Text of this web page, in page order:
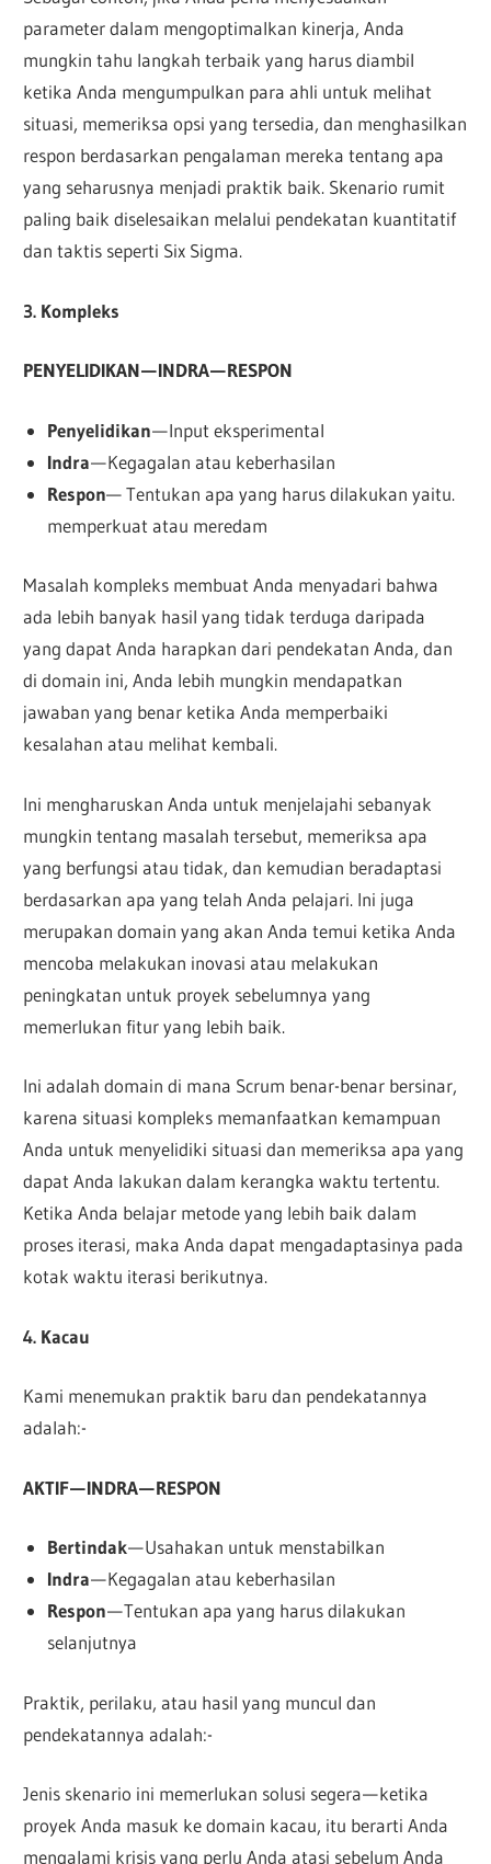
parameter dalam mengoptimalkan kinerja, Anda
mungkin tahu langkah terbaik yang harus diambil
ketika Anda mengumpulkan para ahli untuk melihat
situasi, memeriksa opsi yang tersedia, dan menghasilkan
respon berdasarkan pengalaman mereka tentang apa
yang seharusnya menjadi praktik baik. Skenario rumit
paling baik diselesaikan melalui pendekatan kuantitatif
dan taktis seperti Six Sigma.
3. Kompleks
PENYELIDIKAN — INDRA — RESPON
Penyelidikan— Input eksperimental
Indra— Kegagalan atau keberhasilan
Respon— Tentukan apa yang harus dilakukan yaitu.
memperkuat atau meredam
Masalah kompleks membuat Anda menyadari bahwa
ada lebih banyak hasil yang tidak terduga daripada
yang dapat Anda harapkan dari pendekatan Anda, dan
di domain ini, Anda lebih mungkin mendapatkan
jawaban yang benar ketika Anda memperbaiki
kesalahan atau melihat kembali.
Ini mengharuskan Anda untuk menjelajahi sebanyak
mungkin tentang masalah tersebut, memeriksa apa
yang berfungsi atau tidak, dan kemudian beradaptasi
berdasarkan apa yang telah Anda pelajari. Ini juga
merupakan domain yang akan Anda temui ketika Anda
mencoba melakukan inovasi atau melakukan
peningkatan untuk proyek sebelumnya yang
memerlukan fitur yang lebih baik.
Ini adalah domain di mana Scrum benar-benar bersinar,
karena situasi kompleks memanfaatkan kemampuan
Anda untuk menyelidiki situasi dan memeriksa apa yang
dapat Anda lakukan dalam kerangka waktu tertentu.
Ketika Anda belajar metode yang lebih baik dalam
proses iterasi, maka Anda dapat mengadaptasinya pada
kotak waktu iterasi berikutnya.
4. Kacau
Kami menemukan praktik baru dan pendekatannya
adalah:-
AKTIF — INDRA — RESPON
Bertindak— Usahakan untuk menstabilkan
Indra— Kegagalan atau keberhasilan
Respon— Tentukan apa yang harus dilakukan
selanjutnya
Praktik, perilaku, atau hasil yang muncul dan
pendekatannya adalah:-
Jenis skenario ini memerlukan solusi segera — ketika
proyek Anda masuk ke domain kacau, itu berarti Anda
mengalami krisis yang perlu Anda atasi sebelum Anda